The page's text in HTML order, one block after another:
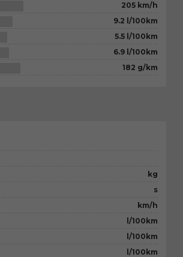
205 km/h
9.2 l/100km
5.5 l/100km
6.9 l/100km
182 g/km
kg
s
km/h
l/100km
l/100km
l/100km